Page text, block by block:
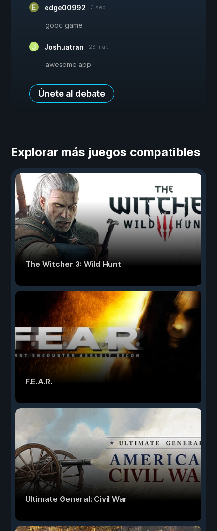
edge00992 3 sep.
good game
Joshuatran 28 mar.
awesome app
Únete al debate
Explorar más juegos compatibles
The Witcher 3: Wild Hunt
F.E.A.R.
Ultimate General: Civil War